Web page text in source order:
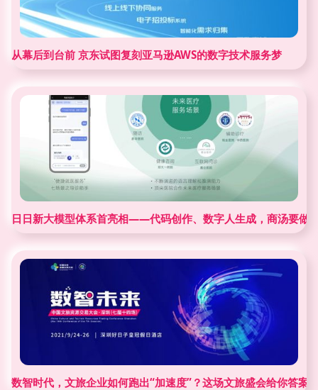
从幕后到台前 京东试图复刻亚马逊AWS的数字技术服务梦
日日新大模型体系首亮相——代码创作、数字人生成，商汤要做
数智时代，文旅企业如何跑出“加速度”？这场文旅盛会给你答案